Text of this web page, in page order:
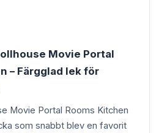
Movie Portal
– Färgglad lek för
Movie Portal Rooms Kitchen
som snabbt blev en favorit